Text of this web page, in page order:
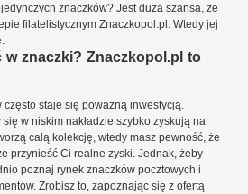
znaczków? Jest duża szansa, że
filatelistycznym Znaczkopol.pl. Wtedy jej
w znaczki? Znaczkopol.pl to
staje się poważną inwestycją.
się w niskim nakładzie szybko zyskują na
całą kolekcję, wtedy masz pewność, że
przynieść Ci realne zyski. Jednak, żeby
poznaj rynek znaczków pocztowych i
Zrobisz to, zapoznając się z ofertą